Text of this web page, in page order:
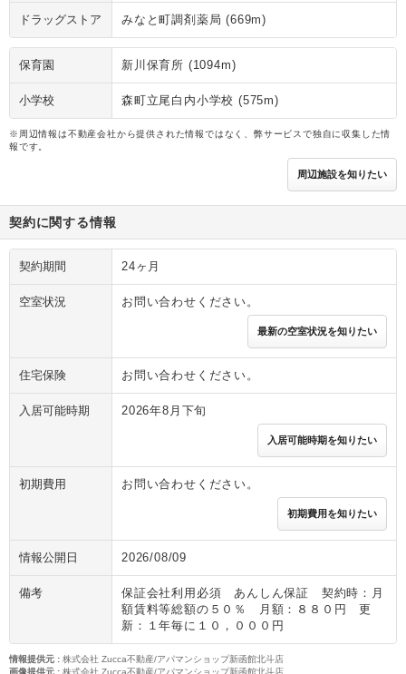
ドラッグストア みなと町調剤薬局 (669m)
保育園 新川保育所 (1094m)
小学校 森町立尾白内小学校 (575m)
※周辺情報は不動産会社から提供された情報ではなく、弊サービスで独自に収集した情
報です。
周辺施設を知りたい
契約に関する情報
契約期間 24ヶ月
空室状況 お問い合わせください。
最新の空室状況を知りたい
住宅保険 お問い合わせください。
入居可能時期 2026年8月下旬
入居可能時期を知りたい
初期費用 お問い合わせください。
初期費用を知りたい
情報公開日 2026/08/09
備考
保証会社利用必須 あんしん保証 契約時：月
額賃料等総額の５０％ 月額：８８０円 更
新：１年毎に１０，０００円
情報提供元 : 株式会社 Zucca不動産/アパマンショップ新函館北斗店